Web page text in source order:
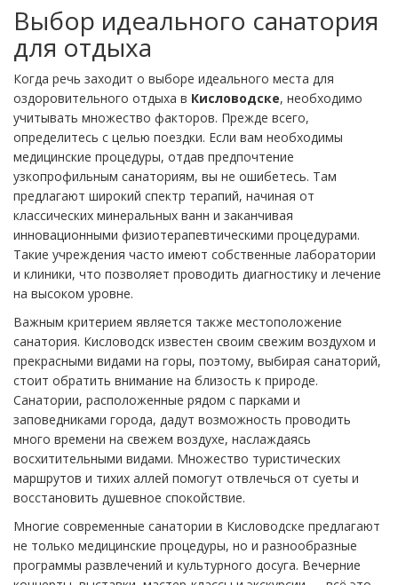
Выбор идеального санатория
для отдыха
Когда речь заходит о выборе идеального места для
оздоровительного отдыха в Кисловодске, необходимо
учитывать множество факторов. Прежде всего,
определитесь с целью поездки. Если вам необходимы
медицинские процедуры, отдав предпочтение
узкопрофильным санаториям, вы не ошибетесь. Там
предлагают широкий спектр терапий, начиная от
классических минеральных ванн и заканчивая
инновационными физиотерапевтическими процедурами.
Такие учреждения часто имеют собственные лаборатории
и клиники, что позволяет проводить диагностику и лечение
на высоком уровне.
Важным критерием является также местоположение
санатория. Кисловодск известен своим свежим воздухом и
прекрасными видами на горы, поэтому, выбирая санаторий,
стоит обратить внимание на близость к природе.
Санатории, расположенные рядом с парками и
заповедниками города, дадут возможность проводить
много времени на свежем воздухе, наслаждаясь
восхитительными видами. Множество туристических
маршрутов и тихих аллей помогут отвлечься от суеты и
восстановить душевное спокойствие.
Многие современные санатории в Кисловодске предлагают
не только медицинские процедуры, но и разнообразные
программы развлечений и культурного досуга. Вечерние